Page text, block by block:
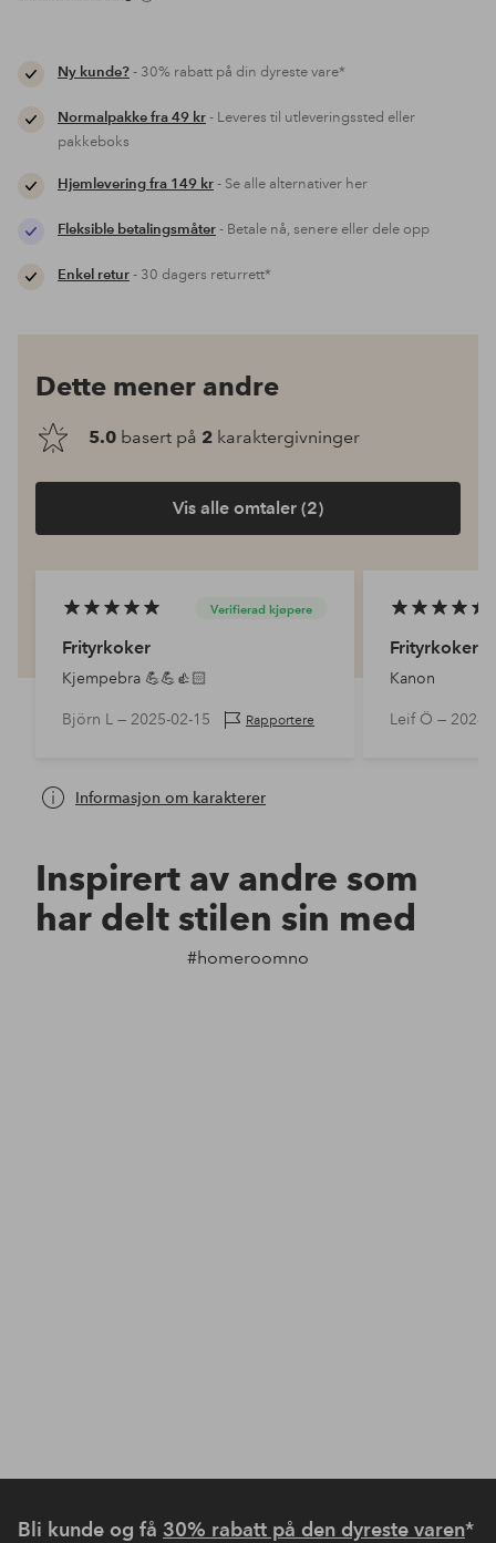
Ny kunde?- 30% rabatt på din dyreste vare*
Normalpakke fra 49 kr- Leveres til utleveringssted eller
pakkeboks
Hjemlevering fra 149 kr- Se alle alternativer her
Fleksible betalingsmåter- Betale nå, senere eller dele opp
Enkel retur- 30 dagers returrett*
Dette mener andre
5.0 basert på 2 karaktergivninger
Vis alle omtaler (2)
Verifierad kjøpere
Frityrkoker
Kjempebra 💪💪👍🏻
Björn L — 2025-02-15 Rapportere
Frityrkoker
Kanon
Leif Ö — 2024-
Informasjon om karakterer
Inspirert av andre som
har delt stilen sin med
#homeroomno
Bli kunde og få 30% rabatt på den dyreste varen*